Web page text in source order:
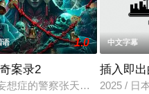
离奇的神像杀人事件，勘案过
语 1.0
案录2
想症的警察张天盛遇上一起离
中文字幕
插入即
2025 / 日